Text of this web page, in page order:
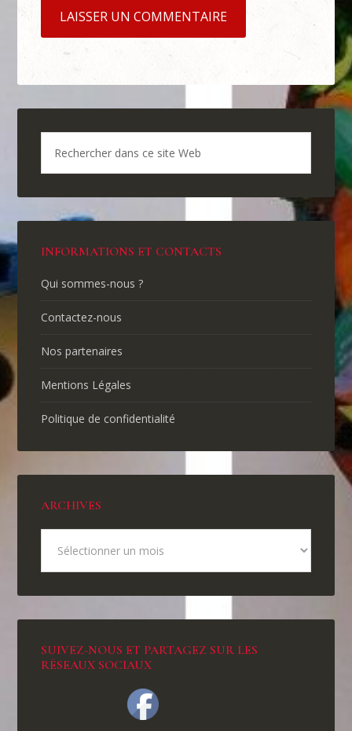
INFORMATIONS ET CONTACTS
Qui sommes-nous ?
Contactez-nous
Nos partenaires
Mentions Légales
Politique de confidentialité
ARCHIVES
SUIVEZ-NOUS ET PARTAGEZ SUR LES
RÉSEAUX SOCIAUX